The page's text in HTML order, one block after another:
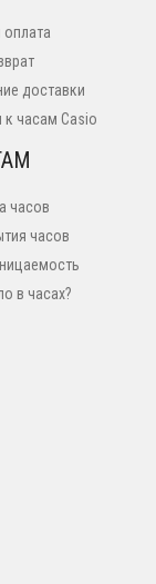
доставки
к часам Casio
часов
часов
в часах?